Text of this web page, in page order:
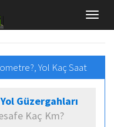
Yol Kaç Saat
Güzergahları
Kaç Km?